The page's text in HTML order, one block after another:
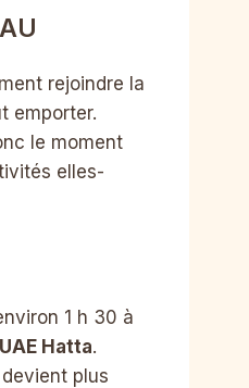
rejoindre la
emporter.
le moment
elles-
1 h 30 à
UAE Hatta.
plus